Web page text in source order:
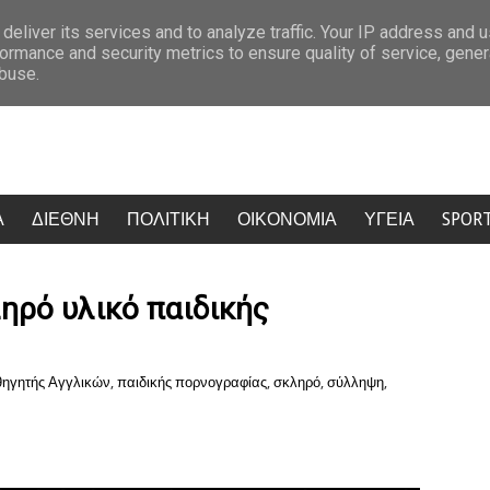
της Η Μύκονος πήρε φωτιά: Κίντμαν, Σαλντάνα και Κέιτι Πέρι
ΔΙΕΘΝΗ ΠΟΛΙΤΙΚΗ ΟΙΚΟΝΟΜΙΑ ΥΓΕΙΑ
υλικό παιδικής
Αγγλικών, παιδικής πορνογραφίας, σκληρό, σύλληψη,
its services and to analyze traffic. Your IP address and
and security metrics to ensure quality of service,